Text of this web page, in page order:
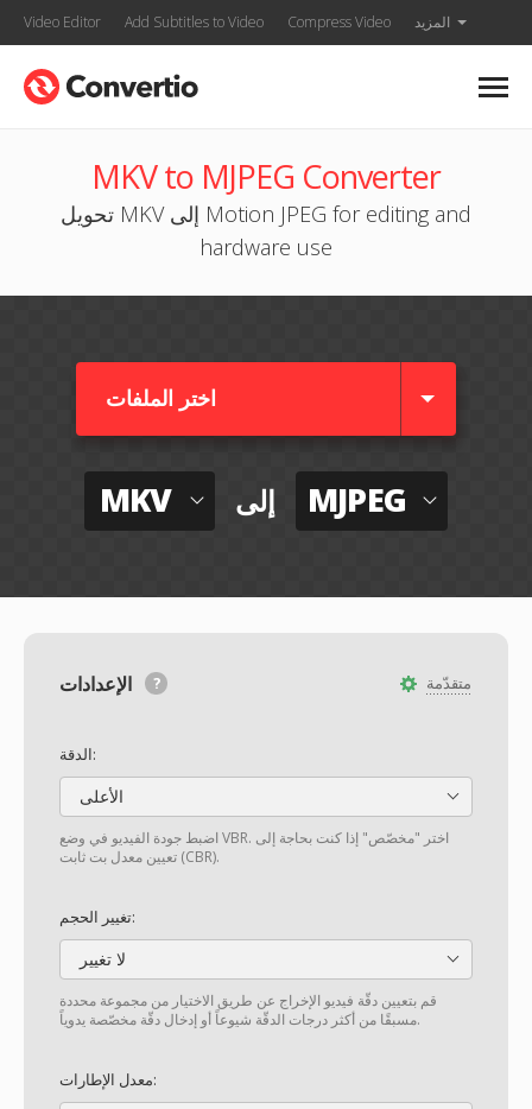
Video Editor Add Subtitles to Video Compress Video المزيد
MKV to MJPEG Converter
تحويل MKV إلى Motion JPEG for editing and
hardware use
اختر الملفات
MKV إلى MJPEG
متقدّمة
الدقة:
الأعلى
اضبط جودة الفيديو في وضع VBR. اختر "مخصّص" إذا كنت بحاجة إلى
تعيين معدل بت ثابت (CBR).
تغيير الحجم:
لا تغيير
قم بتعيين دقّة فيديو الإخراج عن طريق الاختيار من مجموعة محددة
مسبقًا من أكثر درجات الدقّة شيوعاً أو إدخال دقّة مخصّصة يدوياً.
معدل الإطارات: